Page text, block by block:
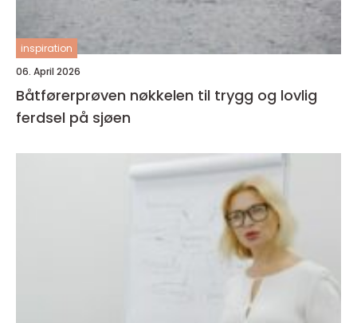
inspiration
06. April 2026
Båtførerprøven nøkkelen til trygg og lovlig
ferdsel på sjøen